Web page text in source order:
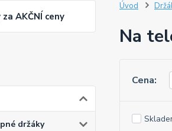
AKČNÍ ceny
držáky
Úvod
Na
Cena: